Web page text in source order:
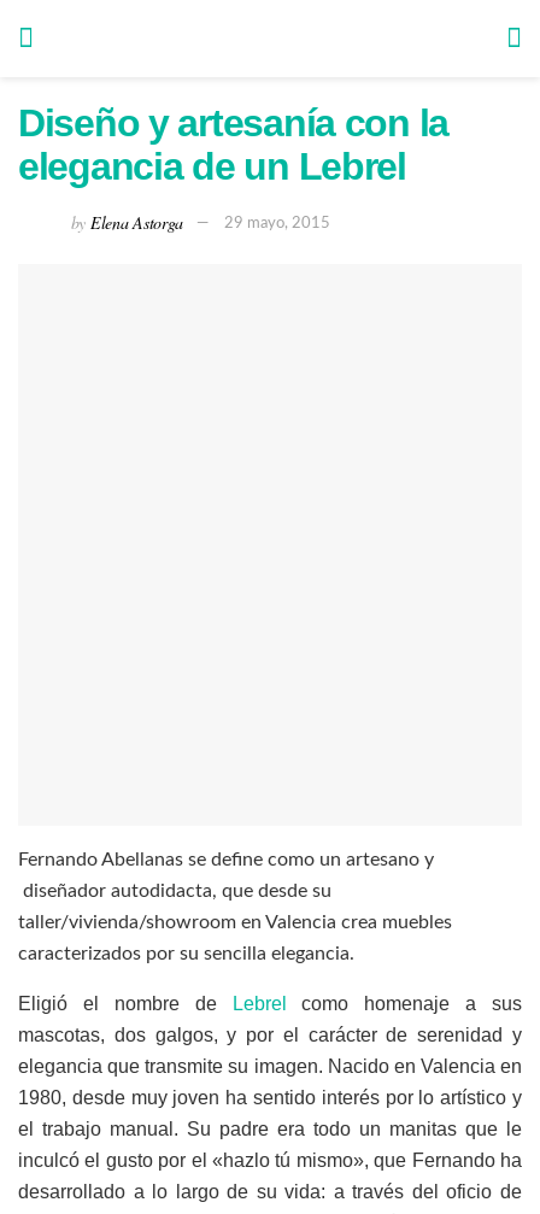
Diseño y artesanía con la
elegancia de un Lebrel
by Elena Astorga 29 mayo, 2015
Fernando Abellanas se define como un artesano y
diseñador autodidacta, que desde su
taller/vivienda/showroom en Valencia crea muebles
caracterizados por su sencilla elegancia.
Eligió el nombre de Lebrelcomo homenaje a sus
mascotas, dos galgos, y por el carácter de serenidad y
elegancia que transmite su imagen. Nacido en Valencia en
1980, desde muy joven ha sentido interés por lo artístico y
el trabajo manual. Su padre era todo un manitas que le
inculcó el gusto por el «hazlo tú mismo», que Fernando ha
desarrollado a lo largo de su vida: a través del oficio de